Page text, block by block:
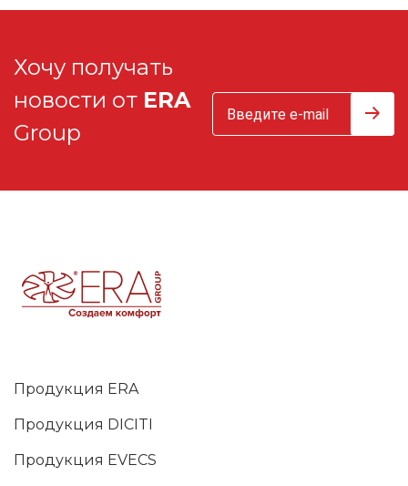
Хочу получать
новости от ERA
Group
Продукция ERA
Продукция DICITI
Продукция EVECS